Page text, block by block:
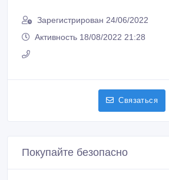
Зарегистрирован 24/06/2022
Активность 18/08/2022 21:28
Связаться
Покупайте безопасно